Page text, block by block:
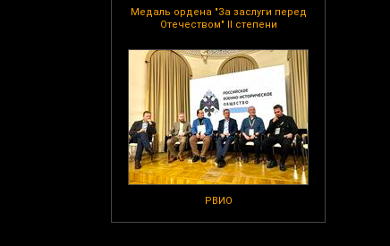
Медаль ордена "За заслуги перед
Отечеством" II степени
РВИО